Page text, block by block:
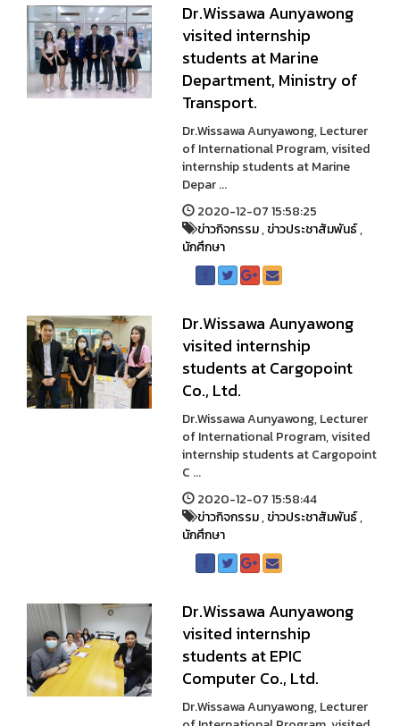
Dr.Wissawa Aunyawong
visited internship
students at Marine
Department, Ministry of
Transport.
Dr.Wissawa Aunyawong, Lecturer
of International Program, visited
internship students at Marine
Depar ...
2020-12-07 15:58:25
ข่าวกิจกรรม,ข่าวประชาสัมพันธ์,
นักศึกษา
Dr.Wissawa Aunyawong
visited internship
students at Cargopoint
Co., Ltd.
Dr.Wissawa Aunyawong, Lecturer
of International Program, visited
internship students at Cargopoint
C ...
2020-12-07 15:58:44
ข่าวกิจกรรม,ข่าวประชาสัมพันธ์,
นักศึกษา
Dr.Wissawa Aunyawong
visited internship
students at EPIC
Computer Co., Ltd.
Dr.Wissawa Aunyawong, Lecturer